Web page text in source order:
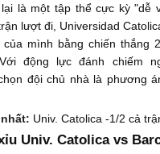
lại là một tập thể cực kỳ "dễ
lượt đi, Universidad
mình bằng chiến thắng
động lực đánh chiếm
đội chủ nhà là phương
Univ. Catolica -1/2 cả
Univ. Catolica vs